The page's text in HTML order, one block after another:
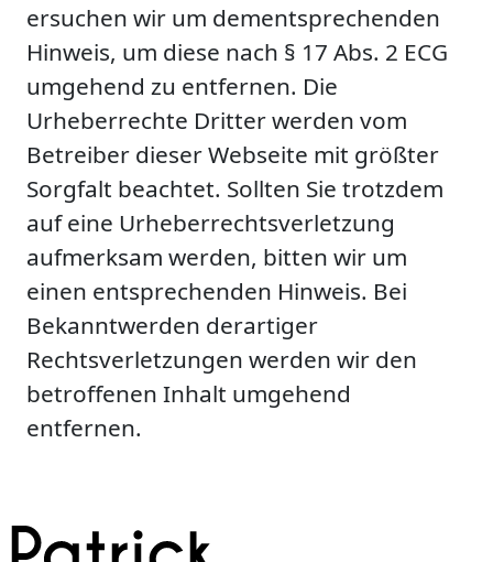
ersuchen wir um dementsprechenden
Hinweis, um diese nach § 17 Abs. 2 ECG
umgehend zu entfernen. Die
Urheberrechte Dritter werden vom
Betreiber dieser Webseite mit größter
Sorgfalt beachtet. Sollten Sie trotzdem
auf eine Urheberrechtsverletzung
aufmerksam werden, bitten wir um
einen entsprechenden Hinweis. Bei
Bekanntwerden derartiger
Rechtsverletzungen werden wir den
betroffenen Inhalt umgehend
entfernen.